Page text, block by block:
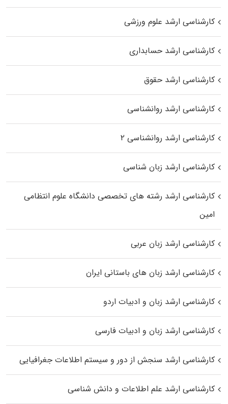
کارشناسی ارشد علوم ورزشی
کارشناسی ارشد حسابداری
کارشناسی ارشد حقوق
کارشناسی ارشد روانشناسی
کارشناسی ارشد روانشناسی ۲
کارشناسی ارشد زبان شناسی
کارشناسی ارشد رﺷﺘﻪ ﻫﺎی تخصصی داﻧﺸﮕﺎه ﻋﻠﻮم انتظامی
اﻣﻴﻦ
کارشناسی ارشد زبان عربی
کارشناسی ارشد زبان‌ های باستانی ایران
کارشناسی ارشد زبان و ادبیات اردو
کارشناسی ارشد زبان و ادبیات فارسی
کارشناسی ارشد سنجش از دور و سیستم اطلاعات جغرافیایی
کارشناسی ارشد علم اطلاعات و دانش شناسی